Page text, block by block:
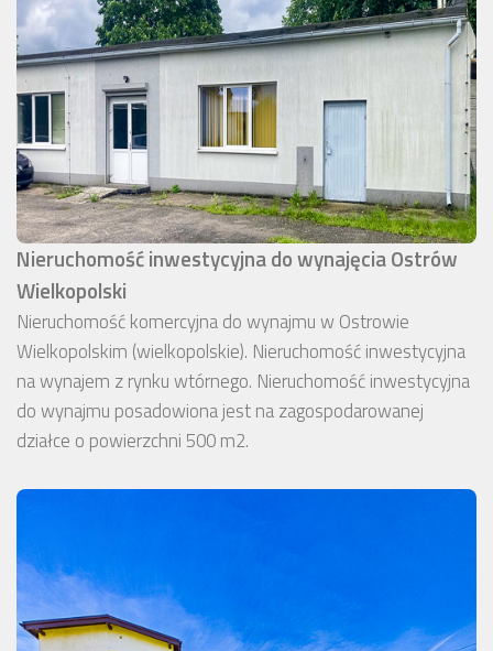
Nieruchomość inwestycyjna do wynajęcia Ostrów
Wielkopolski
Nieruchomość komercyjna do wynajmu w Ostrowie
Wielkopolskim (wielkopolskie). Nieruchomość inwestycyjna
na wynajem z rynku wtórnego. Nieruchomość inwestycyjna
do wynajmu posadowiona jest na zagospodarowanej
działce o powierzchni 500 m2.